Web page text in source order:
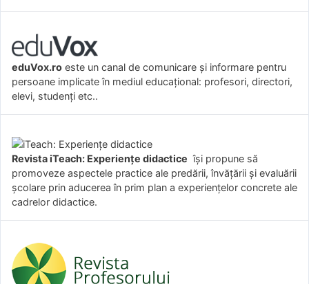
eduVox.ro este un canal de comunicare și informare pentru
persoane implicate în mediul educațional: profesori, directori,
elevi, studenți etc..
Revista iTeach: Experienţe didactice îşi propune să
promoveze aspectele practice ale predării, învăţării şi evaluării
şcolare prin aducerea în prim plan a experienţelor concrete ale
cadrelor didactice.